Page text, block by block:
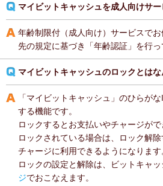
マイビットキャッシュを成人向けサ
年齢制限付（成人向け）サービスで
先の規定に基づき「年齢認証」を行っ
マイビットキャッシュのロックとは
「マイビットキャッシュ」のひらが
する機能です。
ロックするとお支払いやチャージがで
ロックされている場合は、ロック解
チャージに利用できるようになります
ロックの設定と解除は、ビットキャ
ジでおこなえます。